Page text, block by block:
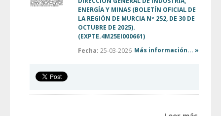
ENERGÍA Y MINAS (BOLETÍN OFICIAL DE
LA REGIÓN DE MURCIA Nº 252, DE 30 DE
OCTUBRE DE 2025).
(EXPTE.4M25EI000661)
Fecha: 25-03-2026 Más información... »